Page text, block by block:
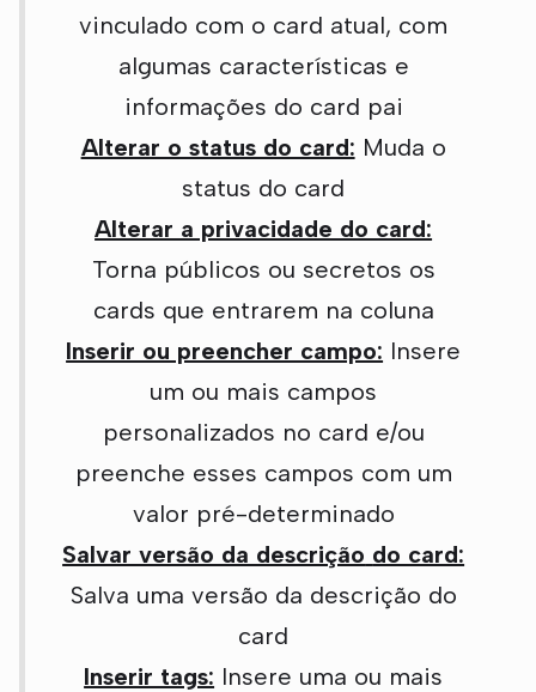
vinculado com o card atual, com
algumas características e
informações do card pai
Alterar o status do card: Muda o
status do card
Alterar a privacidade do card:
Torna públicos ou secretos os
cards que entrarem na coluna
Inserir ou preencher campo: Insere
um ou mais campos
personalizados no card e/ou
preenche esses campos com um
valor pré-determinado
Salvar versão da descrição do card:
Salva uma versão da descrição do
card
Inserir tags: Insere uma ou mais